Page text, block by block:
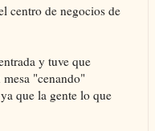
centro de negocios de
y tuve que
"cenando"
que la gente lo que